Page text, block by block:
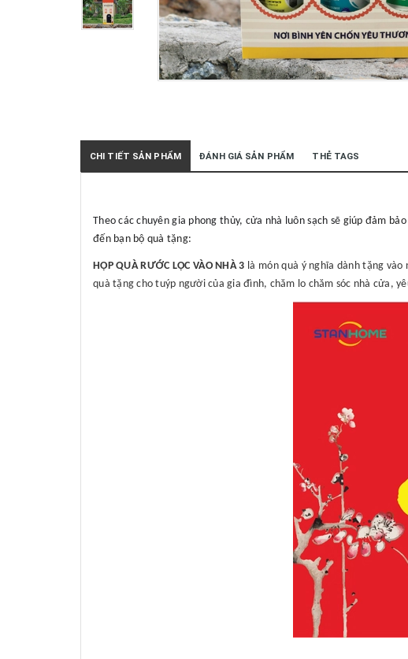
CHI TIẾT SẢN PHẨM ĐÁNH GIÁ SẢN PHẨM THẺ TAGS
Theo các chuyên gia phong thủy, cửa nhà luôn sạch sẽ giúp đảm
đến bạn bộ quà tặng:
HỘP QUÀ RƯỚC LỘC VÀO NHÀ 3 là món quà ý nghĩa dành tặng
quà tặng cho tuýp người của gia đình, chăm lo chăm sóc nhà cửa,